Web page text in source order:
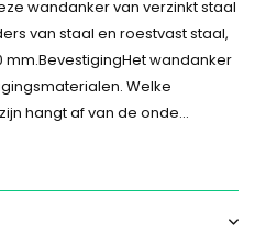
wandanker van verzinkt staal
van staal en roestvast staal,
mm.BevestigingHet wandanker
Welke
hangt af van de onde...